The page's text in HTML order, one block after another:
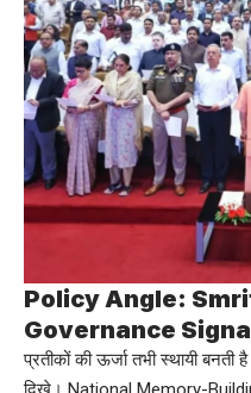
Policy Angle:
Governance
प्रतीकों की ऊर्जा तभी स्थायी